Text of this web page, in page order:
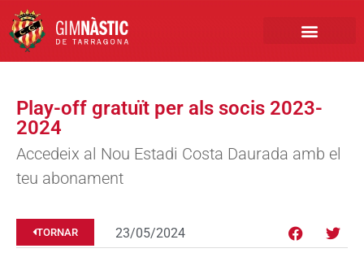
Play-off gratuït per als socis 2023-
2024
Accedeix al Nou Estadi Costa Daurada amb el
teu abonament
TORNAR 23/05/2024